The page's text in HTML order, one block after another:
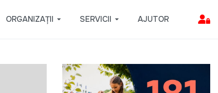
ORGANIZAȚII SERVICII AJUTOR